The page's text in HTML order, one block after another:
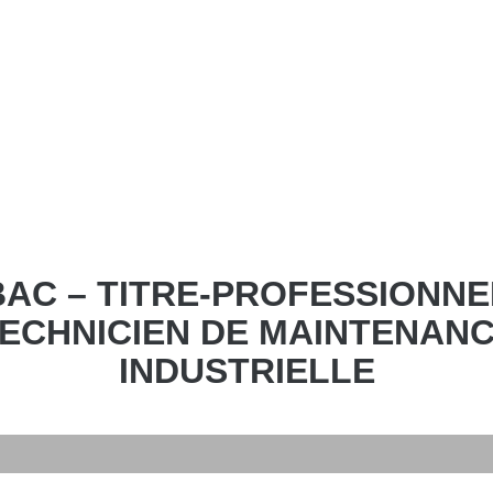
– TITRE-
DE
INDUSTRIELLE